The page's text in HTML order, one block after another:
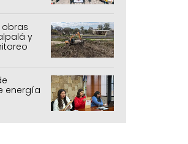
y
energía